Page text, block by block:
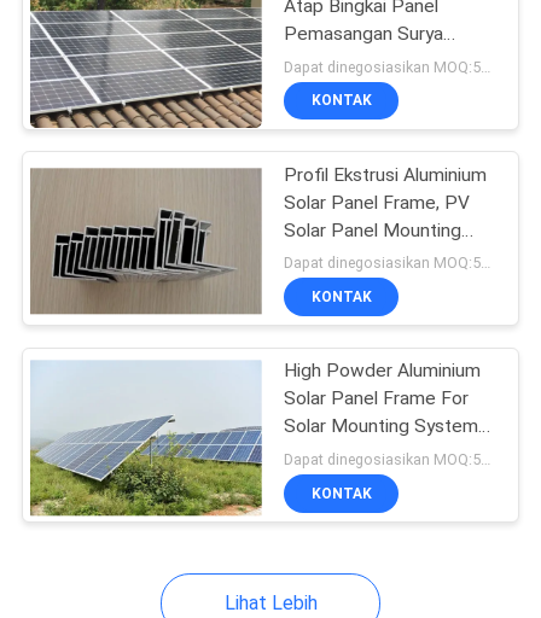
Atap Bingkai Panel
Pemasangan Surya
Kustom
KONTAK
Profil Ekstrusi Aluminium
Solar Panel Frame, PV
Solar Panel Mounting
Frame
Dapat dinegosiasikan MOQ:500KGS
KONTAK
High Powder Aluminium
Solar Panel Frame For
Solar Mounting Systems
ISO9001
Dapat dinegosiasikan MOQ:500kgs
KONTAK
Lihat Lebih